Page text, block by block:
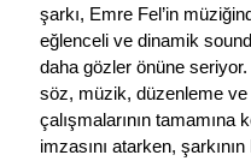
şarkı, Emre Fel’in
eğlenceli ve dinamik
daha gözler önüne
söz, müzik, düzenleme ve
çalışmalarının tamamına
imzasını atarken,